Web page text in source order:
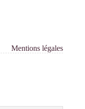
Mentions légales